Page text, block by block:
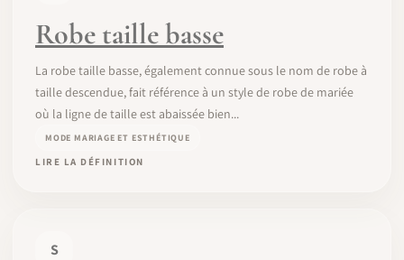
Robe taille basse
La robe taille basse, également connue sous le nom de robe à
taille descendue, fait référence à un style de robe de mariée
où la ligne de taille est abaissée bien...
MODE MARIAGE ET ESTHÉTIQUE
LIRE LA DÉFINITION
S